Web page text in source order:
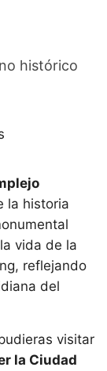
histórico
la historia
vida de la
reflejando
del
visitar
la Ciudad